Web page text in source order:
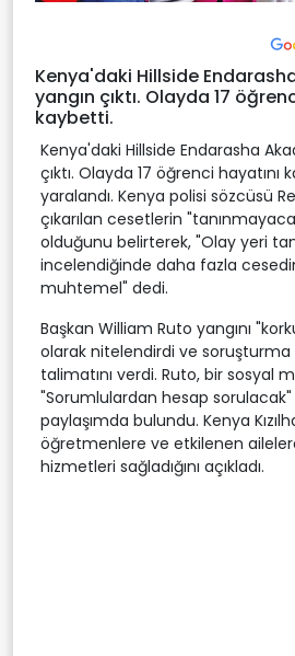
Kenya'daki Hillside
yangın çıktı. Olayda 17
kaybetti.
Kenya'daki Hillside Endarasha
çıktı. Olayda 17 öğrenci hayatını
yaralandı. Kenya polisi sözcüsü
çıkarılan cesetlerin
olduğunu belirterek, "Olay yeri
incelendiğinde daha fazla cesedin
muhtemel" dedi.
Başkan William Ruto yangını
olarak nitelendirdi ve soruşturma
talimatını verdi. Ruto, bir sosyal
"Sorumlulardan hesap
paylaşımda bulundu. Kenya
öğretmenlere ve etkilenen
hizmetleri sağladığını açıkladı.